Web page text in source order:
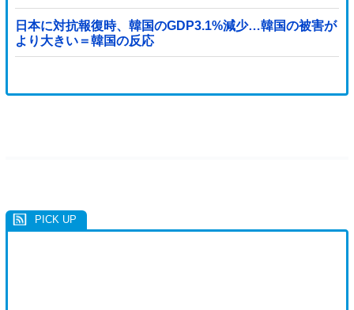
日本に対抗報復時、韓国のGDP3.1%減少…韓国の被害が
より大きい＝韓国の反応